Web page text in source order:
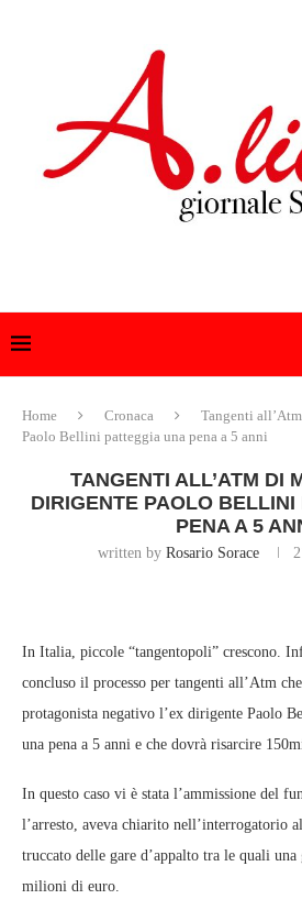
Home Cronaca
Tangenti
Paolo Bellini patteggia una pena a 5 anni
TANGENTI ALL’ATM DI
DIRIGENTE PAOLO BELLINI
PENA A 5
written by Rosario Sorace
In Italia, piccole “tangentopoli” crescono.
concluso il processo per tangenti all’Atm
protagonista negativo l’ex dirigente Paolo
una pena a 5 anni e che dovrà risarcire
In questo caso vi è stata l’ammissione del
l’arresto, aveva chiarito nell’interrogatorio
truccato delle gare d’appalto tra le quali una
milioni di euro.